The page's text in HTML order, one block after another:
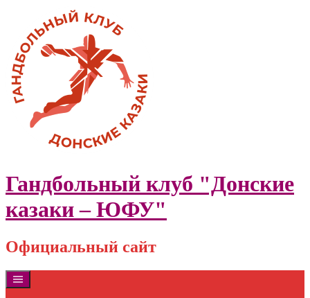
content
Гандбольный клуб "Донские
казаки – ЮФУ"
Официальный сайт